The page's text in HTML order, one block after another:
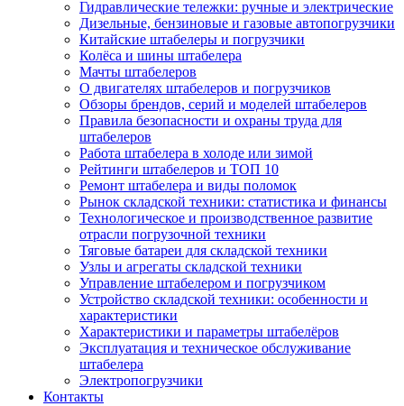
Гидравлические тележки: ручные и электрические
Дизельные, бензиновые и газовые автопогрузчики
Китайские штабелеры и погрузчики
Колёса и шины штабелера
Мачты штабелеров
О двигателях штабелеров и погрузчиков
Обзоры брендов, серий и моделей штабелеров
Правила безопасности и охраны труда для
штабелеров
Работа штабелера в холоде или зимой
Рейтинги штабелеров и ТОП 10
Ремонт штабелера и виды поломок
Рынок складской техники: статистика и финансы
Технологическое и производственное развитие
отрасли погрузочной техники
Тяговые батареи для складской техники
Узлы и агрегаты складской техники
Управление штабелером и погрузчиком
Устройство складской техники: особенности и
характеристики
Характеристики и параметры штабелёров
Эксплуатация и техническое обслуживание
штабелера
Электропогрузчики
Контакты